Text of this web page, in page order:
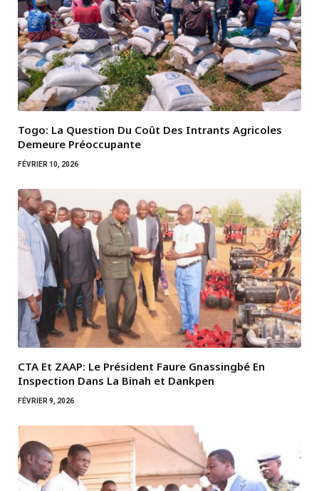
Togo: La Question Du Coût Des Intrants Agricoles
Demeure Préoccupante
FÉVRIER 10, 2026
CTA Et ZAAP: Le Président Faure Gnassingbé En
Inspection Dans La Binah et Dankpen
FÉVRIER 9, 2026